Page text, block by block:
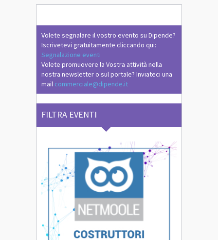
Volete segnalare il vostro evento su Dipende?
Iscrivetevi gratuitamente cliccando qui:
Segnalazione eventi
Volete promuovere la Vostra attività nella
nostra newsletter o sul portale? Inviateci una
mail commerciale@dipende.it
FILTRA EVENTI